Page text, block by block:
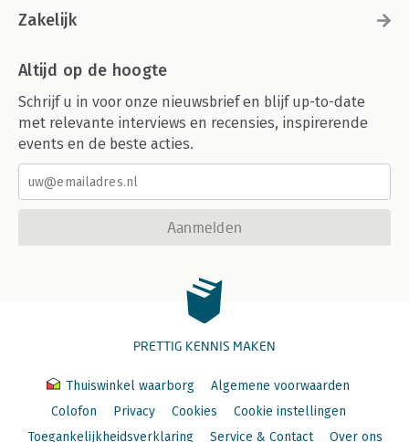
Zakelijk
Altijd op de hoogte
Schrijf u in voor onze nieuwsbrief en blijf up-to-date
met relevante interviews en recensies, inspirerende
events en de beste acties.
Aanmelden
PRETTIG KENNIS MAKEN
Thuiswinkel waarborg
Algemene voorwaarden
Colofon
Privacy Cookies
Cookie instellingen
Toegankelijkheidsverklaring
Service & Contact Over ons